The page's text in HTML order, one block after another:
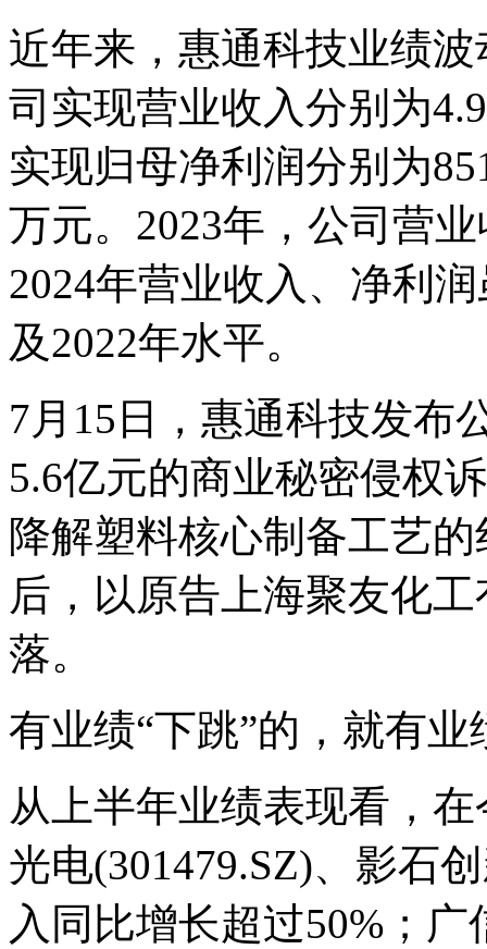
近年来，惠通科技业绩
司实现营业收入分别为
实现归母净利润分别为
万元。2023年，公司营
2024年营业收入、净利
及2022年水平。
7月15日，惠通科技发布
5.6亿元的商业秘密侵权
降解塑料核心制备工艺
后，以原告上海聚友化
落。
有业绩“下跳”的，就有业
从上半年业绩表现看，
光电(301479.SZ)、影石
入同比增长超过50%；